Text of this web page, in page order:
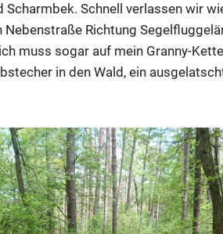
Scharmbek. Schnell verlassen wir
Nebenstraße Richtung
muss sogar auf mein Granny-
in den Wald, ein